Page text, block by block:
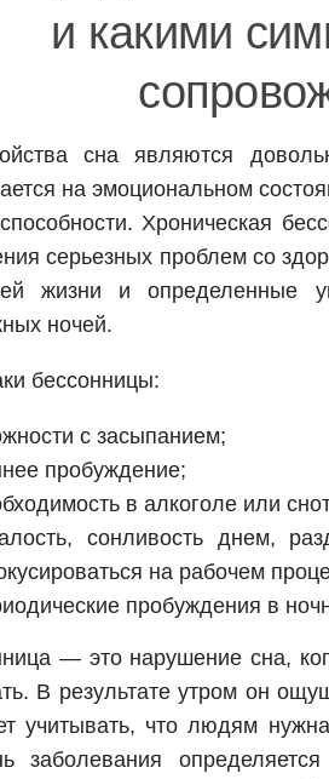
и какими
сна являются
на эмоциональном
Хроническая
серьезных проблем со
жизни и определенные
ночей.
бессонницы:
с засыпанием;
пробуждение;
в алкоголе или
сонливость днем,
на рабочем
пробуждения в
— это нарушение сна,
В результате утром он
учитывать, что людям
заболевания